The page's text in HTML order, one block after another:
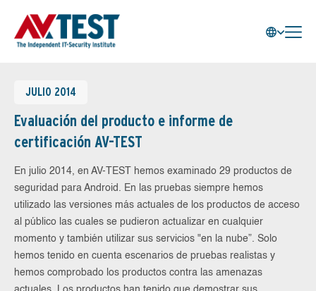
JULIO 2014
Evaluación del producto e informe de
certificación AV-TEST
En julio 2014, en AV-TEST hemos examinado 29 productos de
seguridad para Android. En las pruebas siempre hemos
utilizado las versiones más actuales de los productos de acceso
al público las cuales se pudieron actualizar en cualquier
momento y también utilizar sus servicios "en la nube”. Solo
hemos tenido en cuenta escenarios de pruebas realistas y
hemos comprobado los productos contra las amenazas